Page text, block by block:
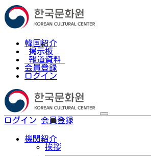
韓国紹介
掲示板
報道資料
会員登録
ログイン
ログイン 会員登録
機関紹介
挨拶